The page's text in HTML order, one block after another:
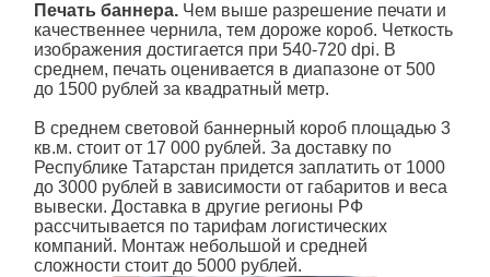
Печать баннера.Чем выше разрешение печати и
качественнее чернила, тем дороже короб. Четкость
изображения достигается при 540-720 dpi. В
среднем, печать оценивается в диапазоне от 500
до 1500 рублей за квадратный метр.
В среднем световой баннерный короб площадью 3
кв.м. стоит от 17 000 рублей. За доставку по
Республике Татарстан придется заплатить от 1000
до 3000 рублей в зависимости от габаритов и веса
вывески. Доставка в другие регионы РФ
рассчитывается по тарифам логистических
компаний. Монтаж небольшой и средней
сложности стоит до 5000 рублей.